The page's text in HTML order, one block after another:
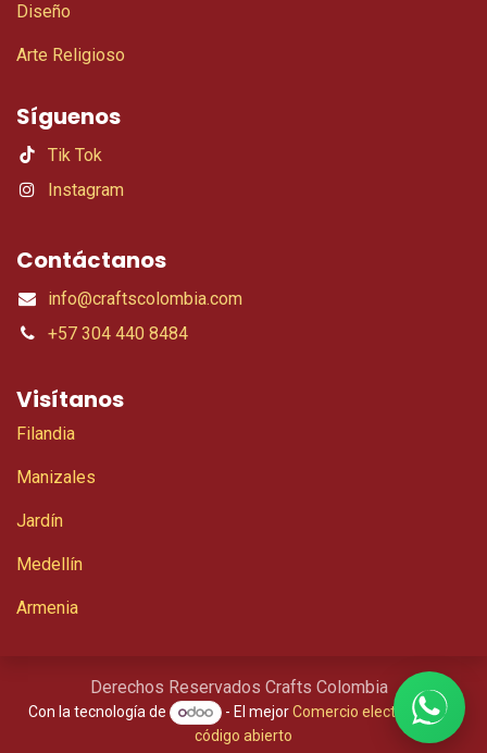
Diseño
Arte Religioso
Síguenos
Tik Tok
Instagram
Contáctanos
info@craftscolombia.com
+57 304 440 8484
Visítanos
Filandia
Manizales
Jardín
Medellín
Armenia
Derechos Reservados Crafts Colombia
Con la tecnología de - El mejorComercio electrónico de
código abierto